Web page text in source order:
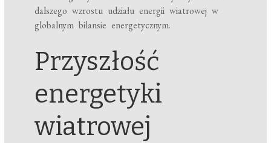
dalszego wzrostu udziału energii wiatrowej w
globalnym bilansie energetycznym.
Przyszłość
energetyki
wiatrowej